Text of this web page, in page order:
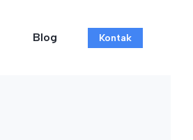
Blog Kontak